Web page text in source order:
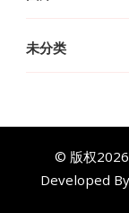
未分类
© 版权
Developed By